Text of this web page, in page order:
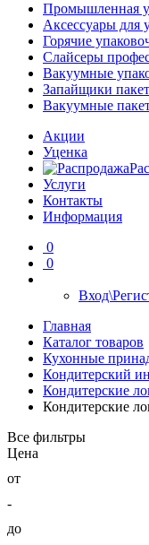
Промышленная
Аксессуары для
Горячие
Слайсеры
Вакуумные
Запайщики
Вакуумные
Акции
Уценка
Услуги
Контакты
Информация
0
0
Главная
Каталог товаров
Кухонные
Кондитерский
Кондитерские
Кондитерские
Все фильтры
Цена
от
-
до